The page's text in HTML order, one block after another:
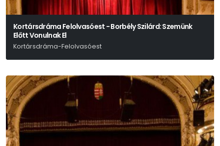
Kortársdráma Felolvasóest - Borbély Szilárd: Szemünk
Előtt Vonulnak El
Kortársdráma-Felolvasóest
Borbély Szilárd